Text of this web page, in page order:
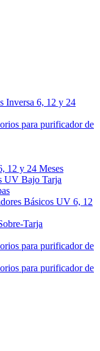
Inversa 6, 12 y 24
para purificador de
12 y 24 Meses
UV Bajo Tarja
Básicos UV 6, 12
Tarja
para purificador de
para purificador de